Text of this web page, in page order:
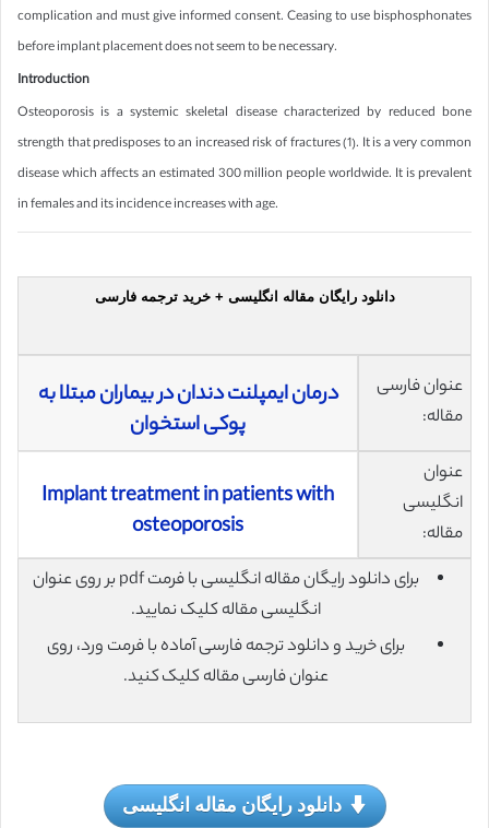
complication and must give informed consent. Ceasing to use bisphosphonates
before implant placement does not seem to be necessary.
Introduction
Osteoporosis is a systemic skeletal disease characterized by reduced bone
strength that predisposes to an increased risk of fractures (1). It is a very common
disease which affects an estimated 300 million people worldwide. It is prevalent
in females and its incidence increases with age.
دانلود رایگان مقاله انگلیسی + خرید ترجمه فارسی
عنوان فارسی
مقاله:
درمان ایمپلنت دندان در بیماران مبتلا به
پوکی استخوان
عنوان
انگلیسی
مقاله:
Implant treatment in patients with
osteoporosis
برای دانلود رایگان مقاله انگلیسی با فرمت pdf بر روی عنوان
انگلیسی مقاله کلیک نمایید.
برای خرید و دانلود ترجمه فارسی آماده با فرمت ورد، روی
عنوان فارسی مقاله کلیک کنید.
دانلود رایگان مقاله انگلیسی